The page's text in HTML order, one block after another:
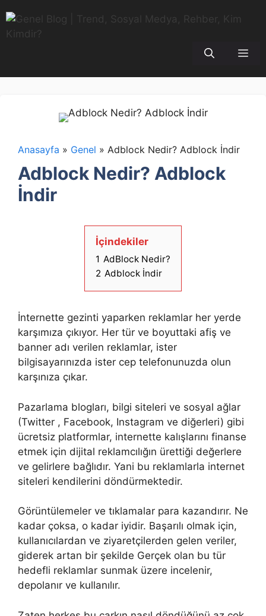
atla
Anasayfa » Genel » Adblock Nedir? Adblock İndir
Adblock Nedir? Adblock
İndir
İçindekiler
1 AdBlock Nedir?
2 Adblock İndir
İnternette gezinti yaparken reklamlar her yerde
karşımıza çıkıyor. Her tür ve boyuttaki afiş ve
banner adı verilen reklamlar, ister
bilgisayarınızda ister cep telefonunuzda olun
karşınıza çıkar.
Pazarlama blogları, bilgi siteleri ve sosyal ağlar
(Twitter , Facebook, Instagram ve diğerleri) gibi
ücretsiz platformlar, internette kalışlarını finanse
etmek için dijital reklamcılığın ürettiği değerlere
ve gelirlere bağlıdır. Yani bu reklamlarla internet
siteleri kendilerini döndürmektedir.
Görüntülemeler ve tıklamalar para kazandırır. Ne
kadar çoksa, o kadar iyidir. Başarılı olmak için,
kullanıcılardan ve ziyaretçilerden gelen veriler,
giderek artan bir şekilde Gerçek olan bu tür
hedefli reklamlar sunmak üzere incelenir,
depolanır ve kullanılır.